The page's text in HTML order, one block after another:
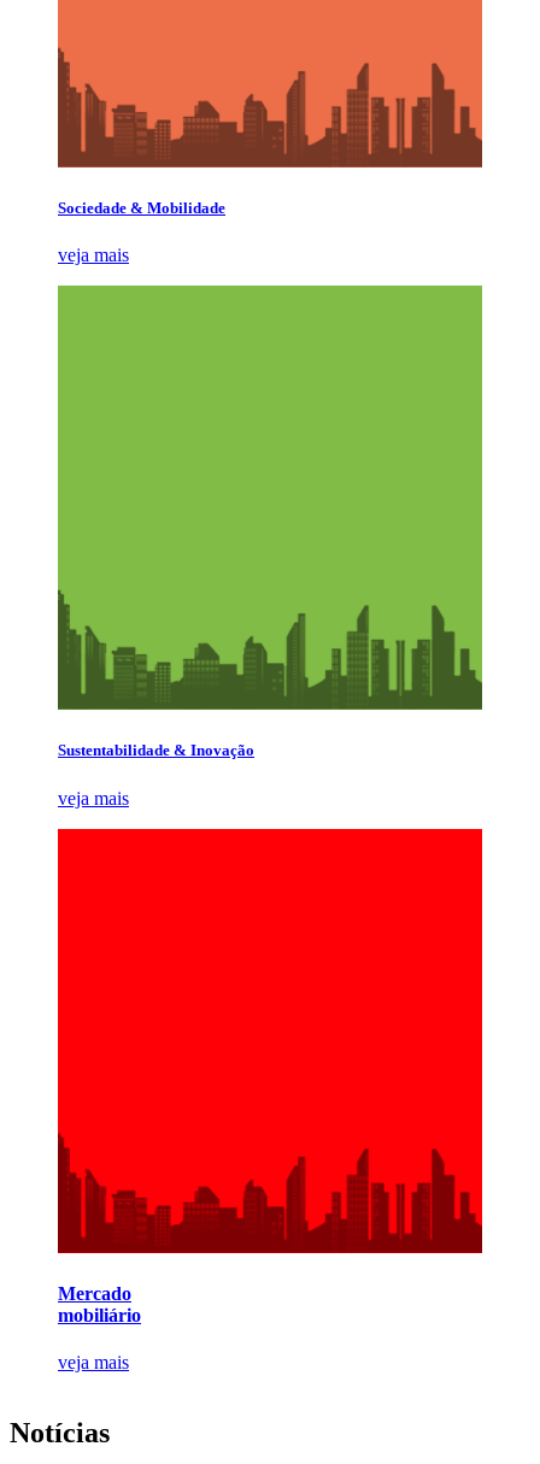
Sociedade & Mobilidade
veja mais
Sustentabilidade & Inovação
veja mais
Mercado
mobiliário
veja mais
Notícias